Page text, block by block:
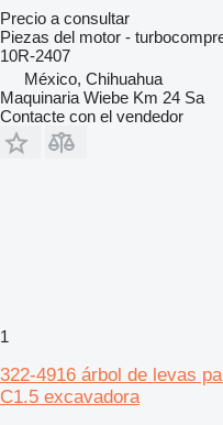
Precio a consultar
Piezas del motor -
10R-2407
México, Chihuahua
Maquinaria Wiebe Km 24 Sa
Contacte con el vendedor
1
322-4916 árbol de levas
C1.5 excavadora